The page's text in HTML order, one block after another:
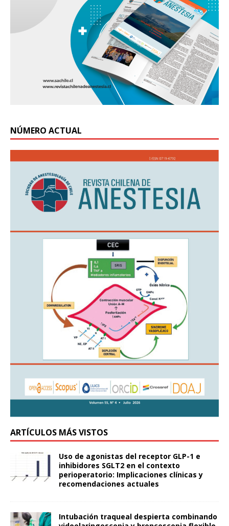
NÚMERO ACTUAL
ARTÍCULOS MÁS VISTOS
Uso de agonistas del receptor GLP-1 e
inhibidores SGLT2 en el contexto
perioperatorio: Implicaciones clínicas y
recomendaciones actuales
Intubación traqueal despierta combinando